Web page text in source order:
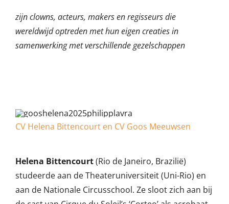
zijn clowns, acteurs, makers en regisseurs die
wereldwijd optreden met hun eigen creaties in
samenwerking met verschillende gezelschappen
CV Helena Bittencourt en CV Goos Meeuwsen
Helena Bittencourt(Rio de Janeiro, Brazilië)
studeerde aan de Theateruniversiteit (Uni-Rio) en
aan de Nationale Circusschool. Ze sloot zich aan bij